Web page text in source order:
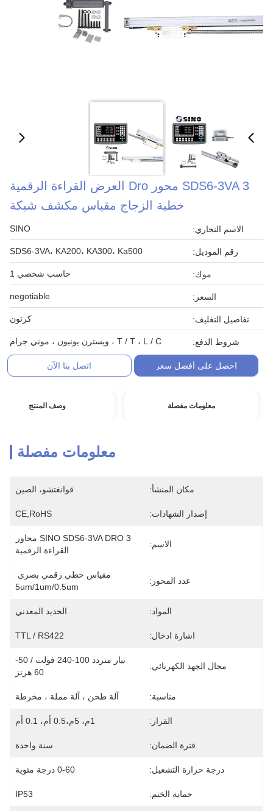
SDS6-3VA 3 محور Dro العرض القراءة الرقمية
خطية الزجاج مقياس مكشف شبكة
الاسم التجاري: SINO
رقم الموديل: SDS6-3VA، KA200، KA300، Ka500
موك: حاسب شخصي 1
السعر: negotiable
تفاصيل التغليف: كرتون
شروط الدفع: T / T ، L / C ، ويسترن يونيون ، موني جرام
احصل على أفضل سعر اتصل بنا الآن
معلومات مفصلة وصف المنتج
معلومات مفصلة
مكان المنشأ: قوانغتشو، الصين
إصدار الشهادات: CE,RoHS
الاسم:
القراءة الرقمية
عدد المحور:
5um/1um/0.5um
المواد: الحديد المعدني
اشارة ادخال: TTL / RS422
مجال الجهد الكهربائي:
تيار متردد 100-240 فولت / 50-
60 هرتز
مناسبة: آلة طحن ، آلة مملة ، مخرطة
القرار: 1م، 5م،0.5 أم، 0.1 أم
فترة الضمان: سنة واحدة
درجة حرارة التشغيل: 0-60 درجة مئوية
حماية الختم: IP53